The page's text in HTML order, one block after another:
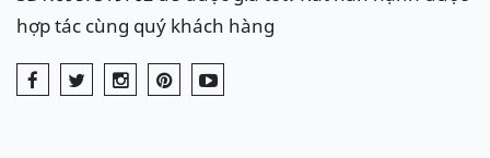
hợp tác cùng quý khách hàng